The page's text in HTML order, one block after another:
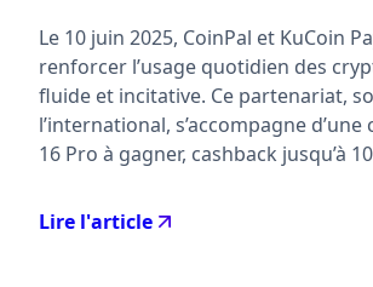
Le 10 juin 2025, CoinPal et KuCoin
renforcer l’usage quotidien des
fluide et incitative. Ce partenariat,
l’international, s’accompagne
16 Pro à gagner, cashback jusqu’à
Lire l'article